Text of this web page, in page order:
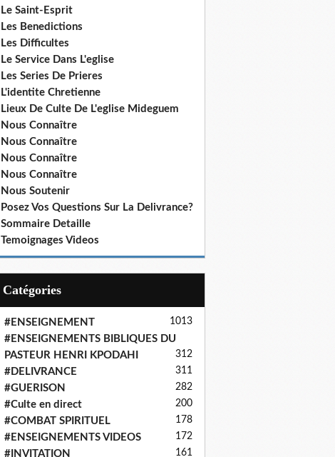
Le Saint-Esprit
Les Benedictions
Les Difficultes
Le Service Dans L'eglise
Les Series De Prieres
L'identite Chretienne
Lieux De Culte De L'eglise Mideguem
Nous Connaître
Nous Connaître
Nous Connaître
Nous Connaître
Nous Soutenir
Posez Vos Questions Sur La Delivrance?
Sommaire Detaille
Temoignages Videos
Catégories
#ENSEIGNEMENT 1013
#ENSEIGNEMENTS BIBLIQUES DU
PASTEUR HENRI KPODAHI
312
#DELIVRANCE 311
#GUERISON 282
#Culte en direct 200
#COMBAT SPIRITUEL 178
#ENSEIGNEMENTS VIDEOS 172
#INVITATION 161